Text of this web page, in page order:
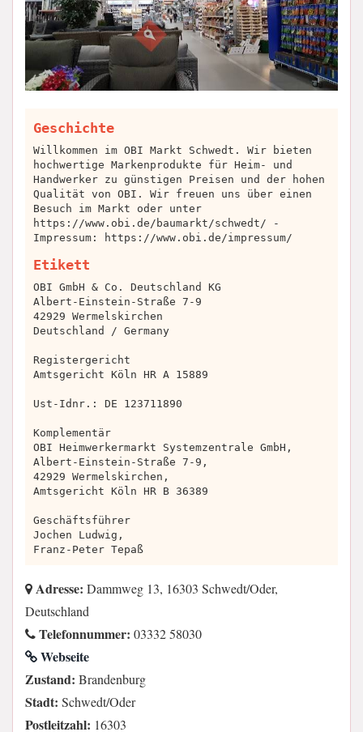
Geschichte
Willkommen im OBI Markt Schwedt. Wir bieten
hochwertige Markenprodukte für Heim- und
Handwerker zu günstigen Preisen und der hohen
Qualität von OBI. Wir freuen uns über einen
Besuch im Markt oder unter
https://www.obi.de/baumarkt/schwedt/ -
Impressum: https://www.obi.de/impressum/
Etikett
OBI GmbH & Co. Deutschland KG
Albert-Einstein-Straße 7-9
42929 Wermelskirchen
Deutschland / Germany
Registergericht
Amtsgericht Köln HR A 15889
Ust-Idnr.: DE 123711890
Komplementär
OBI Heimwerkermarkt Systemzentrale GmbH,
Albert-Einstein-Straße 7-9,
42929 Wermelskirchen,
Amtsgericht Köln HR B 36389
Geschäftsführer
Jochen Ludwig,
Franz-Peter Tepaß
Adresse: Dammweg 13, 16303 Schwedt/Oder,
Deutschland
Telefonnummer: 03332 58030
Webseite
Zustand: Brandenburg
Stadt: Schwedt/Oder
Postleitzahl: 16303